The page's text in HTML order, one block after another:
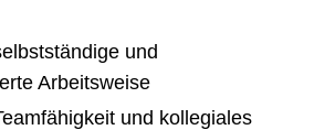
und
Arbeitsweise
und kollegiales